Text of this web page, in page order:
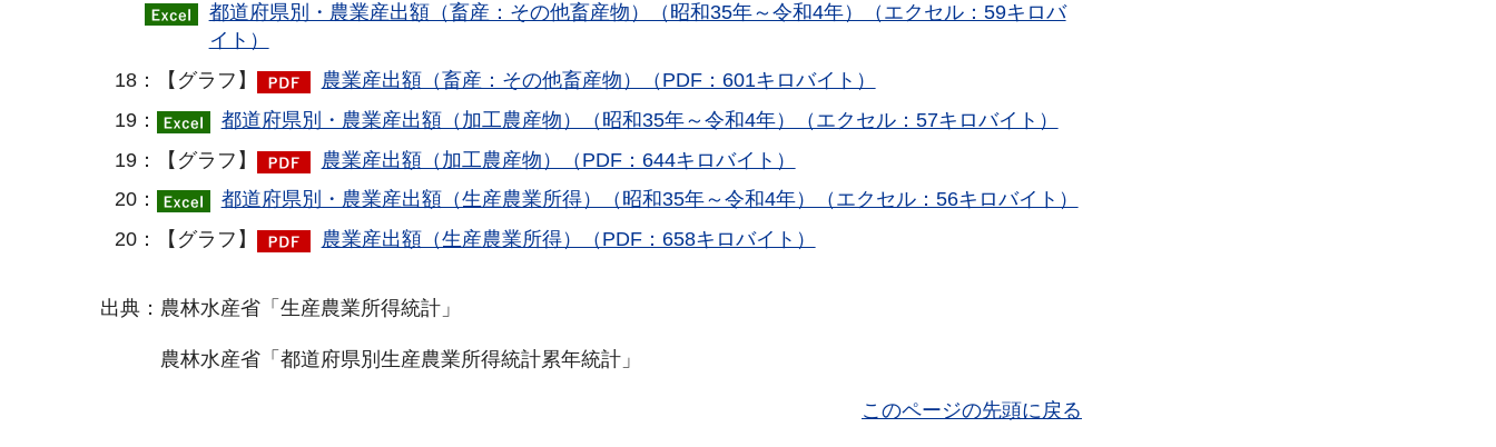
都道府県別・農業産出額（畜産：その他畜産物）（昭和35年～令和4年）（エクセル：59キロバ
イト）
18：【グラフ】
農業産出額（畜産：その他畜産物）（PDF：601キロバイト）
19：
都道府県別・農業産出額（加工農産物）（昭和35年～令和4年）（エクセル：57キロバイト）
19：【グラフ】
農業産出額（加工農産物）（PDF：644キロバイト）
20：
都道府県別・農業産出額（生産農業所得）（昭和35年～令和4年）（エクセル：56キロバイト）
20：【グラフ】
農業産出額（生産農業所得）（PDF：658キロバイト）
出典：農林水産省「生産農業所得統計」
農林水産省「都道府県別生産農業所得統計累年統計」
このページの先頭に戻る